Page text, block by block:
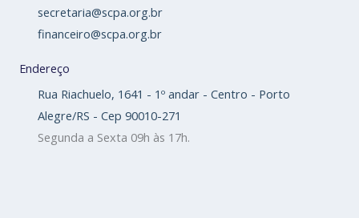
secretaria@scpa.org.br
financeiro@scpa.org.br
Endereço
Rua Riachuelo, 1641 - 1º andar - Centro - Porto
Alegre/RS - Cep 90010-271
Segunda a Sexta 09h às 17h.